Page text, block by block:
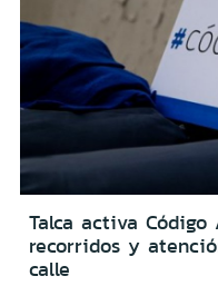
Talca activa
recorridos y
calle